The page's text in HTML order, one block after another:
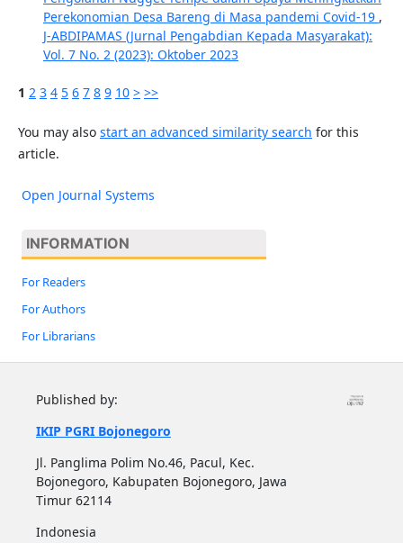
Perekonomian Desa Bareng di Masa pandemi Covid-19 ,
J-ABDIPAMAS (Jurnal Pengabdian Kepada Masyarakat):
Vol. 7 No. 2 (2023): Oktober 2023
1 2 3 4 5 6 7 8 9 10 > >>
You may also start an advanced similarity search for this
article.
Open Journal Systems
INFORMATION
For Readers
For Authors
For Librarians
Published by:
IKIP PGRI Bojonegoro
Jl. Panglima Polim No.46, Pacul, Kec.
Bojonegoro, Kabupaten Bojonegoro, Jawa
Timur 62114
Indonesia